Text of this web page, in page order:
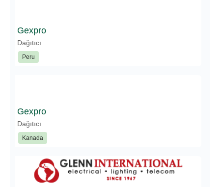
Gexpro
Dağıtıcı
Peru
Gexpro
Dağıtıcı
Kanada